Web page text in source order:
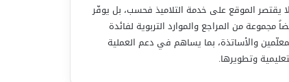
يقتصر الموقع على خدمة التلاميذ فحسب، بل يوفّر
مجموعة من المراجع والموارد التربوية لفائدة
والأساتذة، بما يساهم في دعم العملية
وتطويرها.